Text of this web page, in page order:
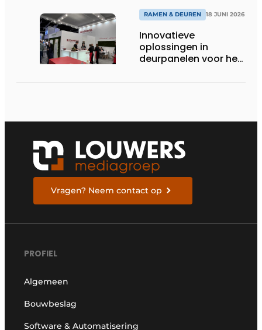
RAMEN & DEUREN 18 JUNI 2026
Innovatieve
oplossingen in
deurpanelen voor het
Vragen? Neem contact op
PROFIEL
Algemeen
Bouwbeslag
Software & Automatisering